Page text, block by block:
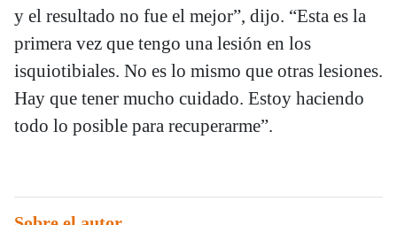
y el resultado no fue el mejor”, dijo. “Esta es la
primera vez que tengo una lesión en los
isquiotibiales. No es lo mismo que otras lesiones.
Hay que tener mucho cuidado. Estoy haciendo
todo lo posible para recuperarme”.